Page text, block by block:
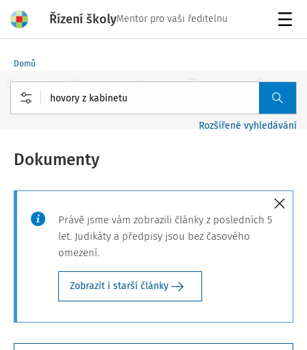
Řízení školyMentor pro vaši ředitelnu
Domů
Rozšířené vyhledávání
Dokumenty
Právě jsme vám zobrazili články z posledních 5
let. Judikáty a předpisy jsou bez časového
omezení.
Zobrazit i starší články